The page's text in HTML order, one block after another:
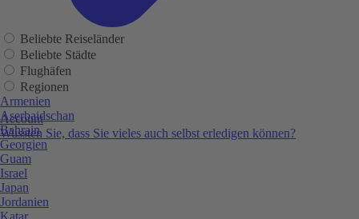
Account
Wussten Sie, dass Sie vieles auch selbst erledigen können?
Beliebte Reiseländer
Beliebte Städte
Flughäfen
Regionen
Armenien
Aserbaidschan
Bahrain
Georgien
Guam
Israel
Japan
Jordanien
Katar